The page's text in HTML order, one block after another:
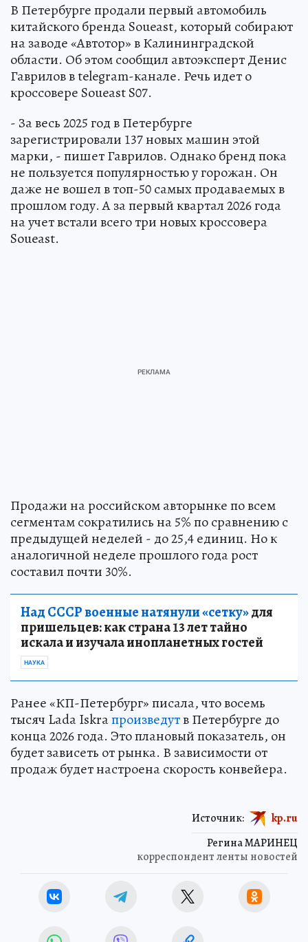
В Петербурге продали первый автомобиль
китайского бренда Soueast, который собирают
на заводе «Автотор» в Калининградской
области. Об этом сообщил автоэксперт Денис
Гаврилов в telegram-канале. Речь идет о
кроссовере Soueast S07.
- За весь 2025 год в Петербурге
зарегистрировали 137 новых машин этой
марки, - пишет Гаврилов. Однако бренд пока
не пользуется популярностью у горожан. Он
даже не вошел в топ-50 самых продаваемых в
прошлом году. А за первый квартал 2026 года
на учет встали всего три новых кроссовера
Soueast.
Продажи на российском авторынке по всем
сегментам сократились на 5% по сравнению с
предыдущей неделей - до 25,4 единиц. Но к
аналогичной неделе прошлого года рост
составил почти 30%.
Над СССР военные натянули «сетку»для
пришельцев: как страна 13 лет тайно
искала и изучала инопланетных гостей
НАУКА
Ранее «КП-Петербург» писала, что восемь
тысяч Lada Iskraпроизведутв Петербурге до
конца 2026 года. Это плановый показатель, он
будет зависеть от рынка. В зависимости от
продаж будет настроена скорость конвейера.
Регина МАРИНЕЦ
корреспондент ленты новостей
Источник: kp.ru